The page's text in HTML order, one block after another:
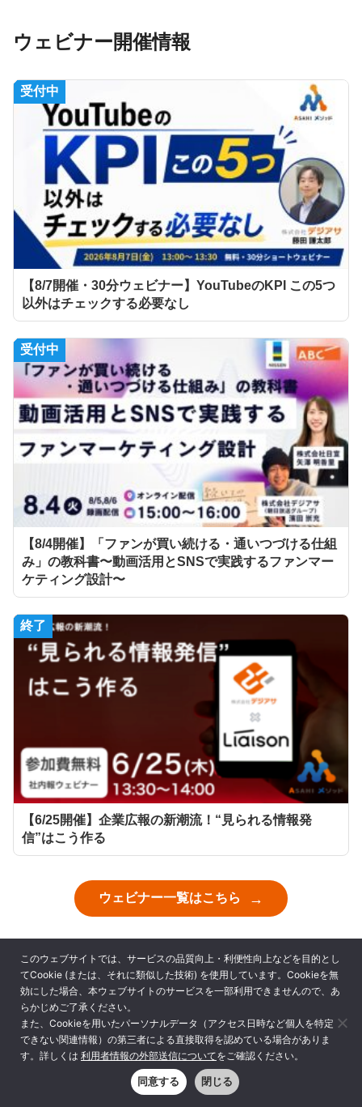
ウェビナー開催情報
受付中
【8/7開催・30分ウェビナー】YouTubeのKPI この5つ
以外はチェックする必要なし
受付中
【8/4開催】「ファンが買い続ける・通いつづける仕組
み」の教科書〜動画活用とSNSで実践するファンマー
ケティング設計〜
終了
【6/25開催】企業広報の新潮流！“見られる情報発
信”はこう作る
ウェビナー一覧はこちら
弊社サービスの導入企業様一例
このウェブサイトでは、サービスの品質向上・利便性向上などを目的とし
てCookie (または、それに類似した技術) を使用しています。Cookieを無
効にした場合、本ウェブサイトのサービスを一部利用できませんので、あ
らかじめご了承ください。
また、Cookieを用いたパーソナルデータ（アクセス日時など個人を特定
できない関連情報）の第三者による直接取得を認めている場合がありま
す。詳しくは 利用者情報の外部送信についてをご確認ください。
同意する 閉じる